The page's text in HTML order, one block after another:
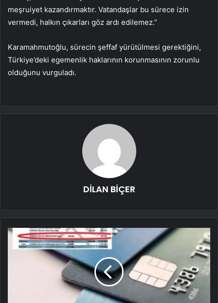
meşruiyet kazandırmaktır. Vatandaşlar bu sürece izin
vermedi, halkın çıkarları göz ardı edilemez.”
Karamahmutoğlu, sürecin şeffaf yürütülmesi gerektiğini,
Türkiye’deki egemenlik haklarının korunmasının zorunlu
olduğunu vurguladı.
DİLAN BİÇER